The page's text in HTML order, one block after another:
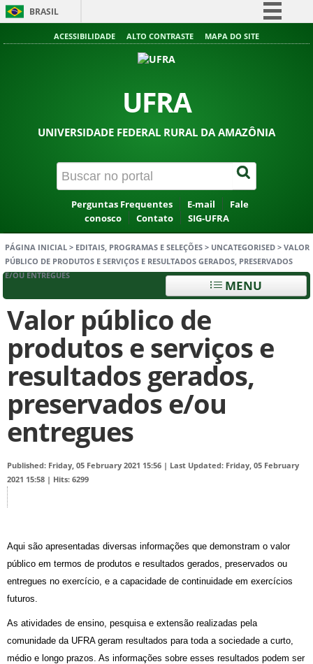
BRASIL
Simplifique!
Acesso à informação
ACESSIBILIDADE ALTO CONTRASTE MAPA DO SITE
UFRA
UNIVERSIDADE FEDERAL RURAL DA AMAZÔNIA
Perguntas Frequentes E-mail
Fale
conosco
Contato SIG-UFRA
PÁGINA INICIAL > EDITAIS, PROGRAMAS E SELEÇÕES > UNCATEGORISED > VALOR
PÚBLICO DE PRODUTOS E SERVIÇOS E RESULTADOS GERADOS, PRESERVADOS
E/OU ENTREGUES
MENU
Valor público de
produtos e serviços e
resultados gerados,
preservados e/ou
entregues
Published: Friday, 05 February 2021 15:56 | Last Updated: Friday, 05 February
2021 15:58 | Hits: 6299
Aqui são apresentadas diversas informações que demonstram o valor
público em termos de produtos e resultados gerados, preservados ou
entregues no exercício, e a capacidade de continuidade em exercícios
futuros.
As atividades de ensino, pesquisa e extensão realizadas pela
comunidade da UFRA geram resultados para toda a sociedade a curto,
médio e longo prazos. As informações sobre esses resultados podem ser